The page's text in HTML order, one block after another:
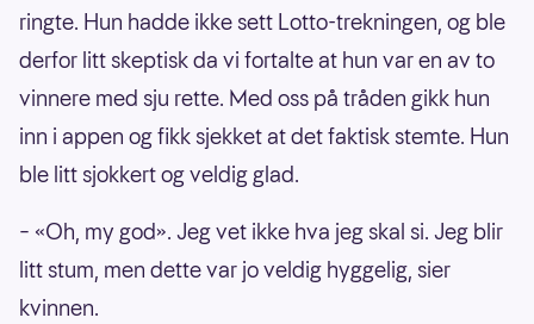
ringte. Hun hadde ikke sett Lotto-trekningen, og ble
derfor litt skeptisk da vi fortalte at hun var en av to
vinnere med sju rette. Med oss på tråden gikk hun
inn i appen og fikk sjekket at det faktisk stemte. Hun
ble litt sjokkert og veldig glad.
– «Oh, my god». Jeg vet ikke hva jeg skal si. Jeg blir
litt stum, men dette var jo veldig hyggelig, sier
kvinnen.